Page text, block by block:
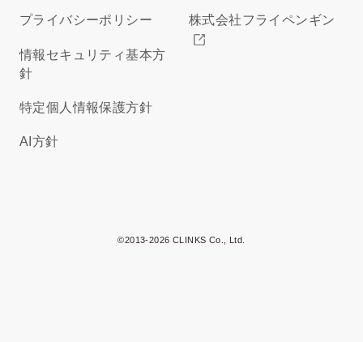
プライバシーポリシー
情報セキュリティ基本方
針
特定個人情報保護方針
AI方針
株式会社フライペンギン
©2013-2026 CLINKS Co., Ltd.